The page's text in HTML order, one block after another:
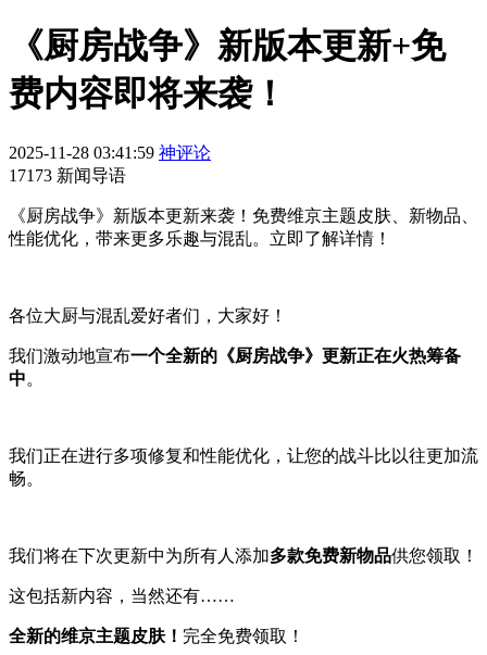
《厨房战争》新版本更新+免
费内容即将来袭！
2025-11-28 03:41:59 神评论
17173 新闻导语
《厨房战争》新版本更新来袭！免费维京主题皮肤、新物品、
性能优化，带来更多乐趣与混乱。立即了解详情！
各位大厨与混乱爱好者们，大家好！
我们激动地宣布一个全新的《厨房战争》更新正在火热筹备
中。
我们正在进行多项修复和性能优化，让您的战斗比以往更加流
畅。
我们将在下次更新中为所有人添加多款免费新物品供您领取！
这包括新内容，当然还有……
全新的维京主题皮肤！ 完全免费领取！